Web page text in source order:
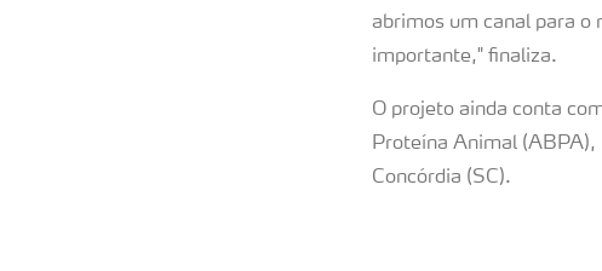
abrimos um canal para o
importante," finaliza.
O projeto ainda conta
Proteína Animal (ABPA),
Concórdia (SC).